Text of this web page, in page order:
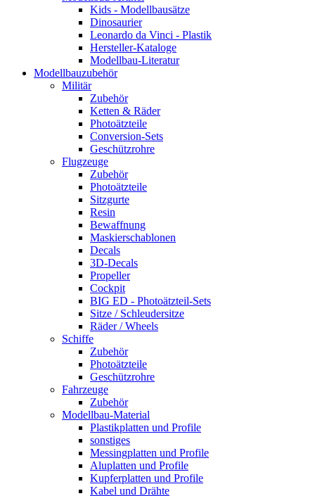
Kids - Modellbausätze
Dinosaurier
Leonardo da Vinci - Plastik
Hersteller-Kataloge
Modellbau-Literatur
Modellbauzubehör
Militär
Zubehör
Ketten & Räder
Photoätzteile
Conversion-Sets
Geschützrohre
Flugzeuge
Zubehör
Photoätzteile
Sitzgurte
Resin
Bewaffnung
Maskierschablonen
Decals
3D-Decals
Propeller
Cockpit
BIG ED - Photoätzteil-Sets
Sitze / Schleudersitze
Räder / Wheels
Schiffe
Zubehör
Photoätzteile
Geschützrohre
Fahrzeuge
Zubehör
Modellbau-Material
Plastikplatten und Profile
sonstiges
Messingplatten und Profile
Aluplatten und Profile
Kupferplatten und Profile
Kabel und Drähte